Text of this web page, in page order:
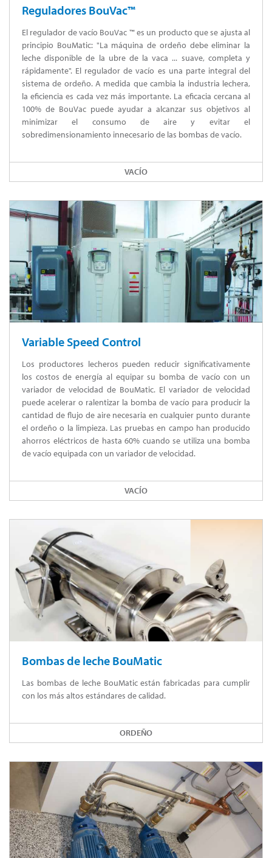
Reguladores BouVac™
El regulador de vacío BouVac ™ es un producto que se ajusta al
principio BouMatic: "La máquina de ordeño debe eliminar la
leche disponible de la ubre de la vaca ... suave, completa y
rápidamente". El regulador de vacío es una parte integral del
sistema de ordeño. A medida que cambia la industria lechera,
la eficiencia es cada vez más importante. La eficacia cercana al
100% de BouVac puede ayudar a alcanzar sus objetivos al
minimizar el consumo de aire y evitar el
sobredimensionamiento innecesario de las bombas de vacío.
VACÍO
Variable Speed Control
Los productores lecheros pueden reducir significativamente
los costos de energía al equipar su bomba de vacío con un
variador de velocidad de BouMatic. El variador de velocidad
puede acelerar o ralentizar la bomba de vacío para producir la
cantidad de flujo de aire necesaria en cualquier punto durante
el ordeño o la limpieza. Las pruebas en campo han producido
ahorros eléctricos de hasta 60% cuando se utiliza una bomba
de vacío equipada con un variador de velocidad.
VACÍO
Bombas de leche BouMatic
Las bombas de leche BouMatic están fabricadas para cumplir
con los más altos estándares de calidad.
ORDEÑO